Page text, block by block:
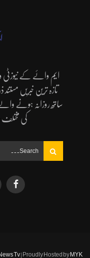
ایم وائے کے نیوزٹی
تازہ ترین خبریں
ساتھ روزانہ ہونے
کی مختلف
Tv | Proudly Hosted by MYK